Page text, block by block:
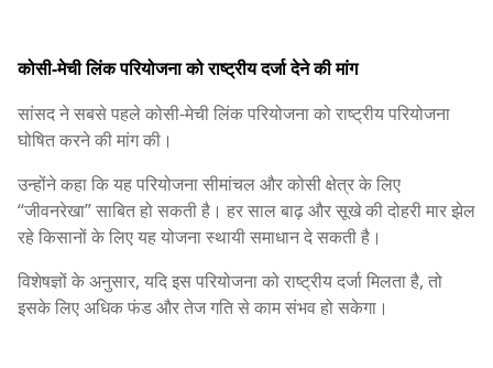
कोसी-मेची लिंक परियोजना को राष्ट्रीय दर्जा देने की मांग
सांसद ने सबसे पहले कोसी-मेची लिंक परियोजना को राष्ट्रीय परियोजना
घोषित करने की मांग की।
उन्होंने कहा कि यह परियोजना सीमांचल और कोसी क्षेत्र के लिए
“जीवनरेखा” साबित हो सकती है। हर साल बाढ़ और सूखे की दोहरी मार झेल
रहे किसानों के लिए यह योजना स्थायी समाधान दे सकती है।
विशेषज्ञों के अनुसार, यदि इस परियोजना को राष्ट्रीय दर्जा मिलता है, तो
इसके लिए अधिक फंड और तेज गति से काम संभव हो सकेगा।